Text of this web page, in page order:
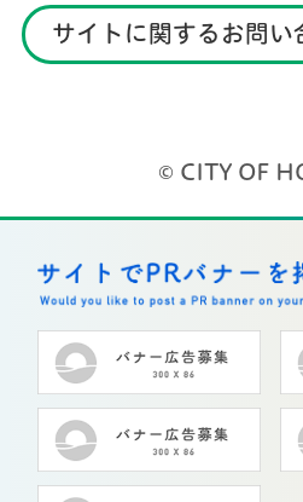
サイトに関するお問い
© CITY OF